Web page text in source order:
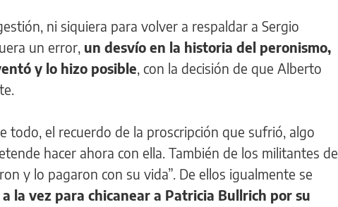
ni siquiera para volver a respaldar a Sergio
un error, un desvío en la historia del peronismo,
y lo hizo posible, con la decisión de que Alberto
todo, el recuerdo de la proscripción que sufrió, algo
hacer ahora con ella. También de los militantes de
y lo pagaron con su vida”. De ellos igualmente se
la vez para chicanear a Patricia Bullrich por su